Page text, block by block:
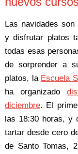
Las navidades
y disfrutar platos
todas esas
de sorprender a
platos, la Escuela
ha organizado
diciembre. El
las 18:30 horas, y
tartar desde cero
de Santo Tomas,